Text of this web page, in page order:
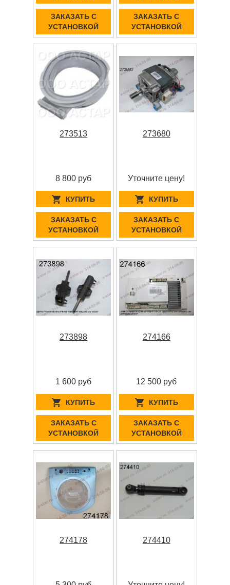
ЗАКАЗАТЬ С
УСТАНОВКОЙ
ЗАКАЗАТЬ С
УСТАНОВКОЙ
273513
8 800 руб
КУПИТЬ
ЗАКАЗАТЬ С
УСТАНОВКОЙ
273680
Уточните цену!
КУПИТЬ
ЗАКАЗАТЬ С
УСТАНОВКОЙ
273898
1 600 руб
КУПИТЬ
ЗАКАЗАТЬ С
УСТАНОВКОЙ
274166
12 500 руб
КУПИТЬ
ЗАКАЗАТЬ С
УСТАНОВКОЙ
274178 274410